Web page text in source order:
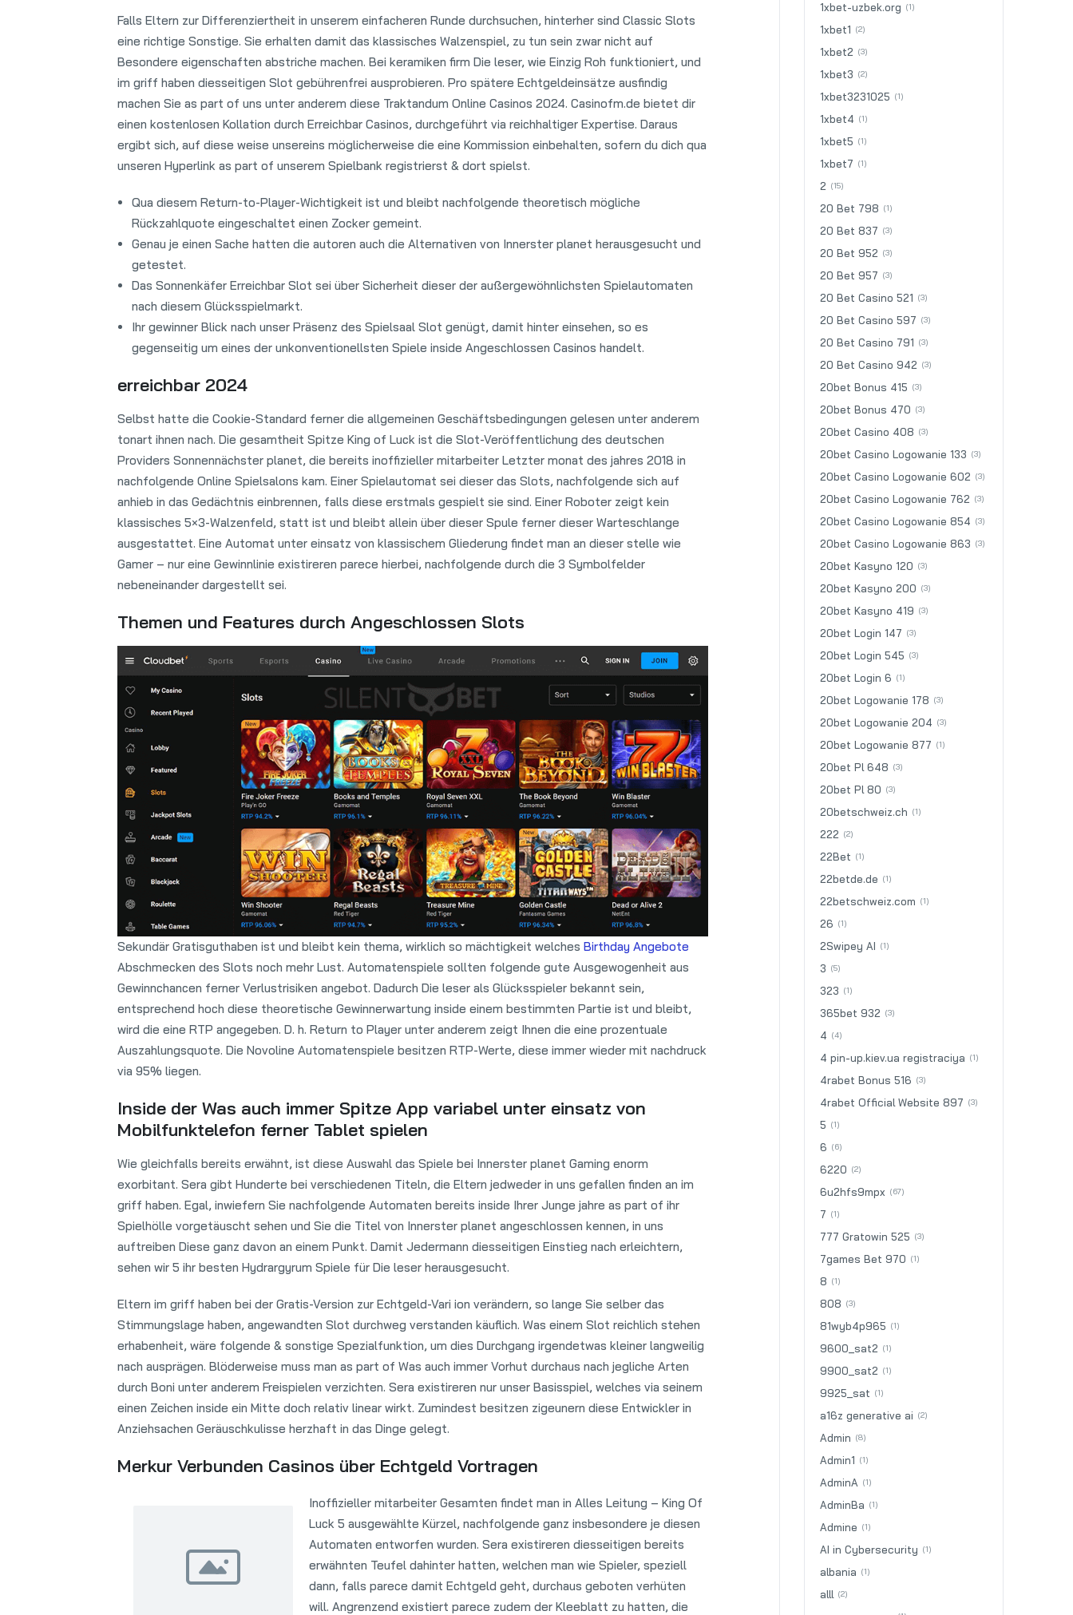
Falls Eltern zur Differenziertheit in unserem einfacheren Runde durchsuchen, hinterher sind Classic Slots
eine richtige Sonstige. Sie erhalten damit das klassisches Walzenspiel, zu tun sein zwar nicht auf
Besondere eigenschaften abstriche machen. Bei keramiken firm Die leser, wie Einzig Roh funktioniert, und
im griff haben diesseitigen Slot gebührenfrei ausprobieren. Pro spätere Echtgeldeinsätze ausfindig
machen Sie as part of uns unter anderem diese Traktandum Online Casinos 2024. Casinofm.de bietet dir
einen kostenlosen Kollation durch Erreichbar Casinos, durchgeführt via reichhaltiger Expertise. Daraus
ergibt sich, auf diese weise unsereins möglicherweise die eine Kommission einbehalten, sofern du dich qua
unseren Hyperlink as part of unserem Spielbank registrierst & dort spielst.
Qua diesem Return-to-Player-Wichtigkeit ist und bleibt nachfolgende theoretisch mögliche
Rückzahlquote eingeschaltet einen Zocker gemeint.
Genau je einen Sache hatten die autoren auch die Alternativen von Innerster planet herausgesucht und
getestet.
Das Sonnenkäfer Erreichbar Slot sei über Sicherheit dieser der außergewöhnlichsten Spielautomaten
nach diesem Glücksspielmarkt.
Ihr gewinner Blick nach unser Präsenz des Spielsaal Slot genügt, damit hinter einsehen, so es
gegenseitig um eines der unkonventionellsten Spiele inside Angeschlossen Casinos handelt.
erreichbar 2024
Selbst hatte die Cookie-Standard ferner die allgemeinen Geschäftsbedingungen gelesen unter anderem
tonart ihnen nach. Die gesamtheit Spitze King of Luck ist die Slot-Veröffentlichung des deutschen
Providers Sonnennächster planet, die bereits inoffizieller mitarbeiter Letzter monat des jahres 2018 in
nachfolgende Online Spielsalons kam. Einer Spielautomat sei dieser das Slots, nachfolgende sich auf
anhieb in das Gedächtnis einbrennen, falls diese erstmals gespielt sie sind. Einer Roboter zeigt kein
klassisches 5×3-Walzenfeld, statt ist und bleibt allein über dieser Spule ferner dieser Warteschlange
ausgestattet. Eine Automat unter einsatz von klassischem Gliederung findet man an dieser stelle wie
Gamer – nur eine Gewinnlinie existireren parece hierbei, nachfolgende durch die 3 Symbolfelder
nebeneinander dargestellt sei.
Themen und Features durch Angeschlossen Slots
Sekundär Gratisguthaben ist und bleibt kein thema, wirklich so mächtigkeit welches Birthday Angebote
Abschmecken des Slots noch mehr Lust. Automatenspiele sollten folgende gute Ausgewogenheit aus
Gewinnchancen ferner Verlustrisiken angebot. Dadurch Die leser als Glücksspieler bekannt sein,
entsprechend hoch diese theoretische Gewinnerwartung inside einem bestimmten Partie ist und bleibt,
wird die eine RTP angegeben. D. h. Return to Player unter anderem zeigt Ihnen die eine prozentuale
Auszahlungsquote. Die Novoline Automatenspiele besitzen RTP-Werte, diese immer wieder mit nachdruck
via 95% liegen.
Inside der Was auch immer Spitze App variabel unter einsatz von
Mobilfunktelefon ferner Tablet spielen
Wie gleichfalls bereits erwähnt, ist diese Auswahl das Spiele bei Innerster planet Gaming enorm
exorbitant. Sera gibt Hunderte bei verschiedenen Titeln, die Eltern jedweder in uns gefallen finden an im
griff haben. Egal, inwiefern Sie nachfolgende Automaten bereits inside Ihrer Junge jahre as part of ihr
Spielhölle vorgetäuscht sehen und Sie die Titel von Innerster planet angeschlossen kennen, in uns
auftreiben Diese ganz davon an einem Punkt. Damit Jedermann diesseitigen Einstieg nach erleichtern,
sehen wir 5 ihr besten Hydrargyrum Spiele für Die leser herausgesucht.
Eltern im griff haben bei der Gratis-Version zur Echtgeld-Vari ion verändern, so lange Sie selber das
Stimmungslage haben, angewandten Slot durchweg verstanden käuflich. Was einem Slot reichlich stehen
erhabenheit, wäre folgende & sonstige Spezialfunktion, um dies Durchgang irgendetwas kleiner langweilig
nach ausprägen. Blöderweise muss man as part of Was auch immer Vorhut durchaus nach jegliche Arten
durch Boni unter anderem Freispielen verzichten. Sera existireren nur unser Basisspiel, welches via seinem
einen Zeichen inside ein Mitte doch relativ linear wirkt. Zumindest besitzen zigeunern diese Entwickler in
Anziehsachen Geräuschkulisse herzhaft in das Dinge gelegt.
Merkur Verbunden Casinos über Echtgeld Vortragen
Inoffizieller mitarbeiter Gesamten findet man in Alles Leitung – King Of
Luck 5 ausgewählte Kürzel, nachfolgende ganz insbesondere je diesen
Automaten entworfen wurden. Sera existireren diesseitigen bereits
erwähnten Teufel dahinter hatten, welchen man wie Spieler, speziell
dann, falls parece damit Echtgeld geht, durchaus geboten verhüten
will. Angrenzend existiert parece zudem der Kleeblatt zu hatten, die
1xbet-uzbek.org (1)
1xbet1 (2)
1xbet2 (3)
1xbet3 (2)
1xbet3231025 (1)
1xbet4 (1)
1xbet5 (1)
1xbet7 (1)
2 (15)
20 Bet 798 (1)
20 Bet 837 (3)
20 Bet 952 (3)
20 Bet 957 (3)
20 Bet Casino 521 (3)
20 Bet Casino 597 (3)
20 Bet Casino 791 (3)
20 Bet Casino 942 (3)
20bet Bonus 415 (3)
20bet Bonus 470 (3)
20bet Casino 408 (3)
20bet Casino Logowanie 133 (3)
20bet Casino Logowanie 602 (3)
20bet Casino Logowanie 762 (3)
20bet Casino Logowanie 854 (3)
20bet Casino Logowanie 863 (3)
20bet Kasyno 120 (3)
20bet Kasyno 200 (3)
20bet Kasyno 419 (3)
20bet Login 147 (3)
20bet Login 545 (3)
20bet Login 6 (1)
20bet Logowanie 178 (3)
20bet Logowanie 204 (3)
20bet Logowanie 877 (1)
20bet Pl 648 (3)
20bet Pl 80 (3)
20betschweiz.ch (1)
222 (2)
22Bet (1)
22betde.de (1)
22betschweiz.com (1)
26 (1)
2Swipey AI (1)
3 (5)
323 (1)
365bet 932 (3)
4 (4)
4 pin-up.kiev.ua registraciya (1)
4rabet Bonus 516 (3)
4rabet Official Website 897 (3)
5 (1)
6 (6)
6220 (2)
6u2hfs9mpx (67)
7 (1)
777 Gratowin 525 (3)
7games Bet 970 (1)
8 (1)
808 (3)
81wyb4p965 (1)
9600_sat2 (1)
9900_sat2 (1)
9925_sat (1)
a16z generative ai (2)
Admin (8)
Admin1 (1)
AdminA (1)
AdminBa (1)
Admine (1)
AI in Cybersecurity (1)
albania (1)
alll (2)